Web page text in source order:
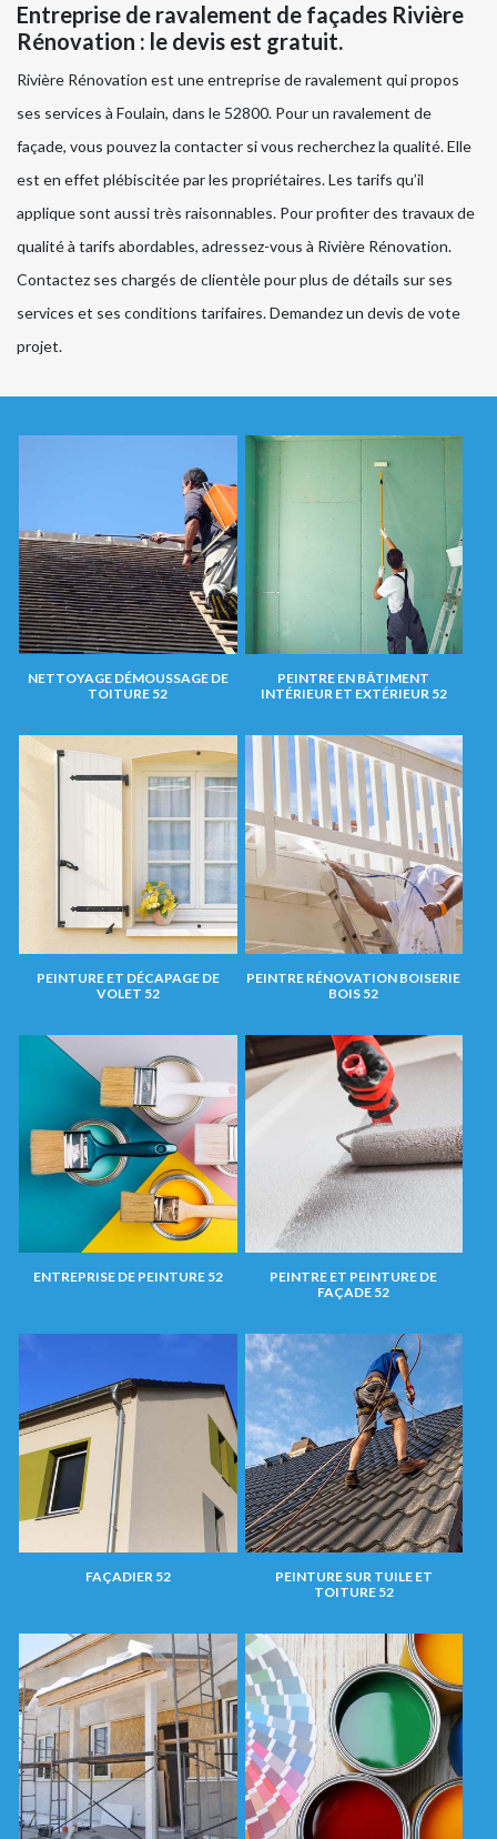
Entreprise de ravalement de façades Rivière
Rénovation : le devis est gratuit.
Rivière Rénovation est une entreprise de ravalement qui propos
ses services à Foulain, dans le 52800. Pour un ravalement de
façade, vous pouvez la contacter si vous recherchez la qualité. Elle
est en effet plébiscitée par les propriétaires. Les tarifs qu’il
applique sont aussi très raisonnables. Pour profiter des travaux de
qualité à tarifs abordables, adressez-vous à Rivière Rénovation.
Contactez ses chargés de clientèle pour plus de détails sur ses
services et ses conditions tarifaires. Demandez un devis de vote
projet.
NETTOYAGE DÉMOUSSAGE DE
TOITURE 52
PEINTRE EN BÂTIMENT
INTÉRIEUR ET EXTÉRIEUR 52
PEINTURE ET DÉCAPAGE DE
VOLET 52
PEINTRE RÉNOVATION BOISERIE
BOIS 52
ENTREPRISE DE PEINTURE 52
PEINTRE ET PEINTURE DE
FAÇADE 52
FAÇADIER 52
PEINTURE SUR TUILE ET
TOITURE 52